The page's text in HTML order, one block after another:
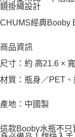
鏡掛繩設計
CHUMS經典Booby
商品資訊
尺寸：約 高21.6 ×
材質：瓶身／PET
產地：中國製
這款Booby水瓶不